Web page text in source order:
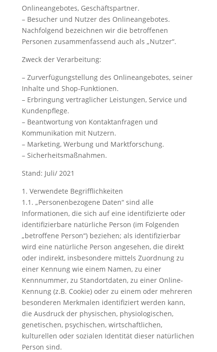
Onlineangebotes, Geschäftspartner.
– Besucher und Nutzer des Onlineangebotes.
Nachfolgend bezeichnen wir die betroffenen
Personen zusammenfassend auch als „Nutzer“.
Zweck der Verarbeitung:
– Zurverfügungstellung des Onlineangebotes, seiner
Inhalte und Shop-Funktionen.
– Erbringung vertraglicher Leistungen, Service und
Kundenpflege.
– Beantwortung von Kontaktanfragen und
Kommunikation mit Nutzern.
– Marketing, Werbung und Marktforschung.
– Sicherheitsmaßnahmen.
Stand: Juli/ 2021
1. Verwendete Begrifflichkeiten
1.1. „Personenbezogene Daten“ sind alle
Informationen, die sich auf eine identifizierte oder
identifizierbare natürliche Person (im Folgenden
„betroffene Person“) beziehen; als identifizierbar
wird eine natürliche Person angesehen, die direkt
oder indirekt, insbesondere mittels Zuordnung zu
einer Kennung wie einem Namen, zu einer
Kennnummer, zu Standortdaten, zu einer Online-
Kennung (z.B. Cookie) oder zu einem oder mehreren
besonderen Merkmalen identifiziert werden kann,
die Ausdruck der physischen, physiologischen,
genetischen, psychischen, wirtschaftlichen,
kulturellen oder sozialen Identität dieser natürlichen
Person sind.